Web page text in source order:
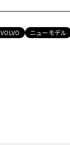
VOLVO ニューモデル